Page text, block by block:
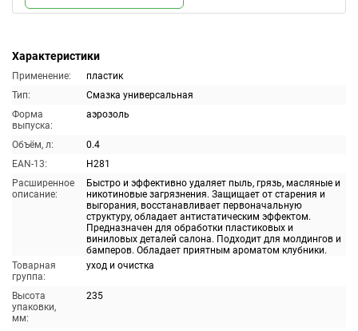
Характеристики
Применение:
пластик
Тип:
Смазка универсальная
Форма
выпуска:
аэрозоль
Объём, л:
0.4
EAN-13:
H281
Расширенное
описание:
Быстро и эффективно удаляет пыль, грязь, масляные и
никотиновые загрязнения. Защищает от старения и
выгорания, восстанавливает первоначальную
структуру, обладает антистатическим эффектом.
Предназначен для обработки пластиковых и
виниловых деталей салона. Подходит для молдингов и
бамперов. Обладает приятным ароматом клубники.
Товарная
группа:
уход и очистка
Высота
упаковки,
мм:
235